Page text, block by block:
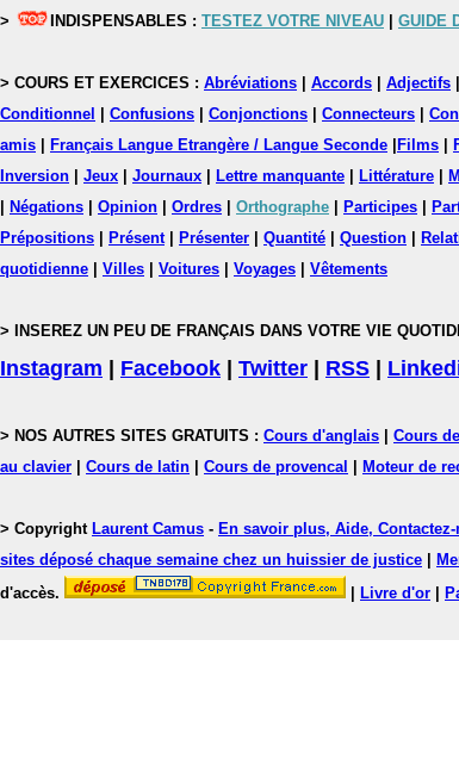
> INDISPENSABLES : TESTEZ VOTRE NIVEAU GUIDE
> COURS ET EXERCICES : Abréviations Accords Adjectifs
Conditionnel
Confusions Conjonctions Connecteurs
amis
Français Langue Etrangère / Langue Seconde Films
Inversion
Jeux Journaux Lettre manquante Littérature
Négations Opinion Ordres Orthographe Participes
Prépositions
Présent| Présenter Quantité Question
quotidienne
Villes Voitures Voyages Vêtements
> INSEREZ UN PEU DE FRANÇAIS DANS VOTRE VIE
Instagram Facebook Twitter RSS
> NOS AUTRES SITES GRATUITS : Cours d'anglais Cours
au clavier
Cours de latin Cours de provencal Moteur de
> Copyright Laurent Camus - En savoir plus, Aide,
sites déposé chaque semaine chez un huissier de justice
d'accès.
Livre d'or